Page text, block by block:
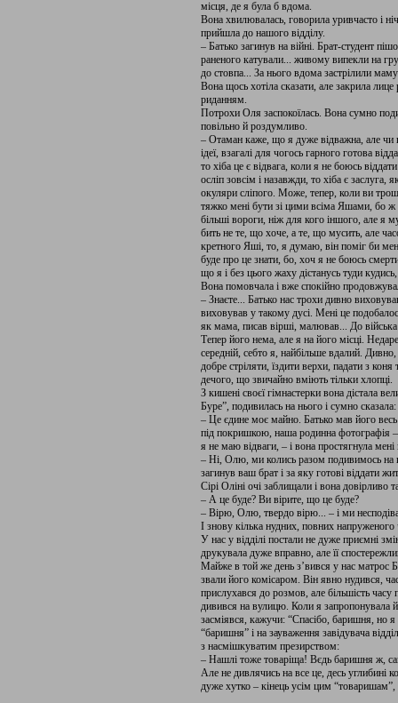
місця, де я була б вдома.
Вона хвилювалась, говорила уривчасто і
прийшла до нашого відділу.
– Батько загинув на війні. Брат-студент
раненого катували... живому випекли на
до стовпа... За нього вдома за­стрілили
Вона щось хотіла ска­зати, але закрила
риданням.
Потрохи Оля заспокоїлась. Вона сумно
повільно й роздумливо.
– Отаман каже, що я дуже відважна, але чи
ідеї, взагалі для чогось гарного го­това
то хіба це є відвага, коли я не боюсь
осліп зовсім і на­завжди, то хіба є
окуляри сліпого. Може, тепер, коли ви
тяжко мені бути зі цими всіма Яшами, бо
більші вороги, ніж для кого іншого, але
бить не те, що хоче, а те, що мусить, але
кретного Яші, то, я думаю, він поміг би
буде про це знати, бо, хоч я не боюсь
що я і без цього жаху діста­нусь туди
Вона помовчала і вже спокійно
– Знаєте... Батько нас трохи дивно
виховував у такому дусі. Мені це
як мама, писав вірші, малю­вав... До
Тепер його нема, але я на його місці.
середній, себто я, найбільше вдалий.
добре стрі­ляти, їздити верхи, падати з
де­чого, що звичайно вміють тільки хлопці.
З кишені своєї гімнастерки вона дістала
Буре”, подивилась на нього і сумно сказала:
– Це єдине моє майно. Батько мав його
під покришкою, наша родинна фотографія
я не маю відваги, – і вона простягнула
– Ні, Олю, ми колись разом подивимось на
загинув ваш брат і за яку готові віддати
Сірі Оліні очі заблищали і вона довірливо
– А це бу­де? Ви вірите, що це буде?
– Вірю, Олю, твердо вірю... – і ми
І знову кілька нудних, повних напружено­го
У нас у відділі постали не ду­же приємні
друкувала дуже вправ­но, але її
Майже в той же день з’вився у нас матрос
звали його комісаром. Він явно нудився,
прислухав­ся до розмов, але більшість часу
дивився на вулицю. Коли я запропонувала
засмі­явся, кажучи: “Спасібо, баришня, но
“баришня” і на зауваження завідувача
з насмішкуватим презирством:
– Нашлі тоже товаріща! Вєдь баришня ж,
Але не дивлячись на все це, десь угли­бині
дуже хутко – кінець усім цим